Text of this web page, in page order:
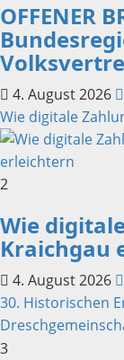
OFFENER
4. August 2026
Wie digitale
2
Wie
Kraichgau
4. August 2026
30. Historischen
3